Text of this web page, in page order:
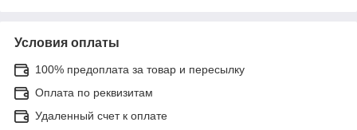
Условия оплаты
100% предоплата за товар и пересылку
Оплата по реквизитам
Удаленный счет к оплате